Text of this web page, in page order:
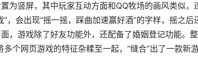
为竖屏，其中玩家互动方面和QQ牧场的画风类似，
，会出现“摇一摇，踩曲加速赢好酒”的字样，摇之后
，游戏除了好友功能外，还配备了婚姻登记功能。
个网页游戏的特征杂糅至一起，“缝合”出了一款新